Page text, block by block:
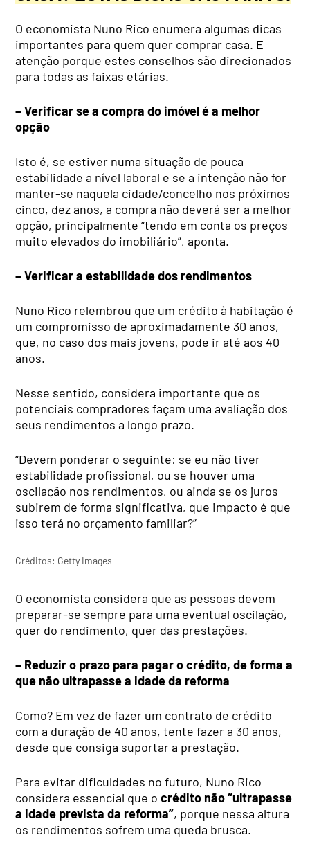
O economista Nuno Rico enumera algumas dicas
importantes para quem quer comprar casa. E
atenção porque estes conselhos são direcionados
para todas as faixas etárias.
– Verificar se a compra do imóvel é a melhor
opção
Isto é, se estiver numa situação de pouca
estabilidade a nível laboral e se a intenção não for
manter-se naquela cidade/concelho nos próximos
cinco, dez anos, a compra não deverá ser a melhor
opção, principalmente “tendo em conta os preços
muito elevados do imobiliário”, aponta.
– Verificar a estabilidade dos rendimentos
Nuno Rico relembrou que um crédito à habitação é
um compromisso de aproximadamente 30 anos,
que, no caso dos mais jovens, pode ir até aos 40
anos.
Nesse sentido, considera importante que os
potenciais compradores façam uma avaliação dos
seus rendimentos a longo prazo.
“Devem ponderar o seguinte: se eu não tiver
estabilidade profissional, ou se houver uma
oscilação nos rendimentos, ou ainda se os juros
subirem de forma significativa, que impacto é que
isso terá no orçamento familiar?”
Créditos: Getty Images
O economista considera que as pessoas devem
preparar-se sempre para uma eventual oscilação,
quer do rendimento, quer das prestações.
– Reduzir o prazo para pagar o crédito, de forma a
que não ultrapasse a idade da reforma
Como? Em vez de fazer um contrato de crédito
com a duração de 40 anos, tente fazer a 30 anos,
desde que consiga suportar a prestação.
Para evitar dificuldades no futuro, Nuno Rico
considera essencial que ocrédito não “ultrapasse
a idade prevista da reforma”, porque nessa altura
os rendimentos sofrem uma queda brusca.